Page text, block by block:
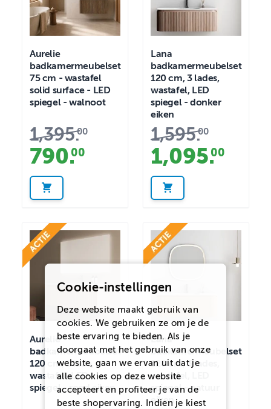
Aurelie
badkamermeubelset
75 cm - wastafel
solid surface - LED
spiegel - walnoot
1,395.00
790.00
Lana
badkamermeubelset
120 cm, 3 lades,
wastafel, LED
spiegel - donker
eiken
1,595.00
1,095.00
Aurelie
badkamermeubelset
120 cm, 1 lade,
wastafel, LED
spiegel - rood eiken
Lana
badkamermeubelset
120 cm, 3 lades,
wastafel, LED
spiegel - natuur
eiken
Cookie-instellingen
Deze website maakt gebruik van
cookies. We gebruiken ze om je de
beste ervaring te bieden. Als je
doorgaat met het gebruik van onze
website, gaan we ervan uit dat je
alle cookies op deze website
accepteert en profiteer je van de
beste shopervaring. Indien je kiest